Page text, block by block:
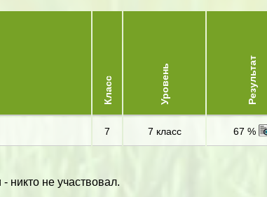
Класс Уровень Результат
7 7 класс 67 %
никто не участвовал.